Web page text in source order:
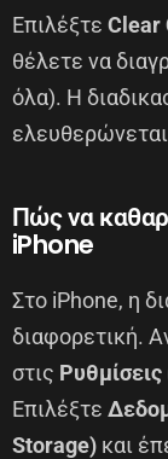
Επιλέξτε Clear
θέλετε να
όλα). Η
Πώς να
iPhone
Στο iPhone, η
διαφορετική.
στις
Επιλέξτε
Storage) και